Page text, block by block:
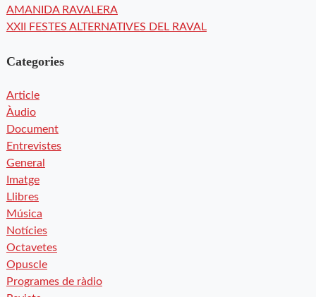
AMANIDA RAVALERA
XXII FESTES ALTERNATIVES DEL RAVAL
Categories
Article
Àudio
Document
Entrevistes
General
Imatge
Llibres
Música
Notícies
Octavetes
Opuscle
Programes de ràdio